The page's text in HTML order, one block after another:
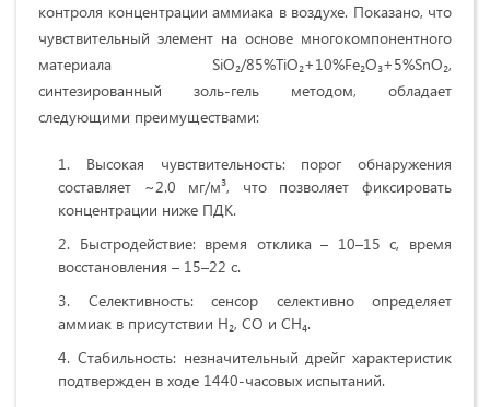
контроля концентрации аммиака в воздухе. Показано, что
чувствительный элемент на основе многокомпонентного
материала SiO₂/85%TiO₂+10%Fe₂O₃+5%SnO₂,
синтезированный золь-гель методом, обладает
следующими преимуществами:
Высокая чувствительность: порог обнаружения
составляет ~2.0 мг/м³, что позволяет фиксировать
концентрации ниже ПДК.
Быстродействие: время отклика – 10–15 с, время
восстановления – 15–22 с.
Селективность: сенсор селективно определяет
аммиак в присутствии H₂, CO и CH₄.
Стабильность: незначительный дрейг характеристик
подтвержден в ходе 1440-часовых испытаний.